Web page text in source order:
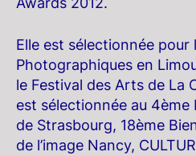
Elle est sélectionnée pour
Photographiques en
le Festival des Arts de La
est sélectionnée au 4ème
de Strasbourg, 18ème
de l’image Nancy,